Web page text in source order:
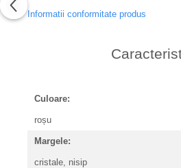
Informatii conformitate produs
Culoare:
roșu
Margele:
cristale, nisip